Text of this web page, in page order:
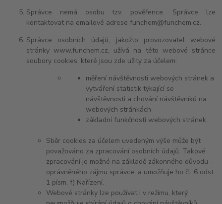
Správce nemá osobu tzv. pověřence. Správce lze
kontaktovat na emailové adrese funchem@funchem.cz.
Správce osobních údajů, jakožto provozovatel webové
stránkywww.funchem.cz, užívá na této webové stránce
soubory cookies, které jsou zde užity za účelem:
měření návštěvnosti webových stránek a
vytváření statistik týkající se
návštěvnosti a chování návštěvníků na
webových stránkách
základní funkčnosti webových stránek
Sběr cookies za účelem uvedeným výše může být
považováno za zpracování osobních údajů. Takové
zpracování je možné na základě zákonného důvodu -
oprávněného zájmu správce, a umožňuje ho čl. 6 odst.
1 písm. f) Nařízení.
Webové stránky lze používat i v režimu, který